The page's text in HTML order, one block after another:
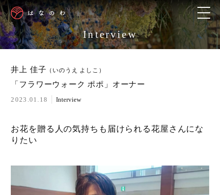
Interview
井上 佳子 （いのうえ よしこ）
「フラワーウォーク ポポ」オーナー
2023.01.18 Interview
お花を贈る人の気持ちも届けられる花屋さんにな
りたい